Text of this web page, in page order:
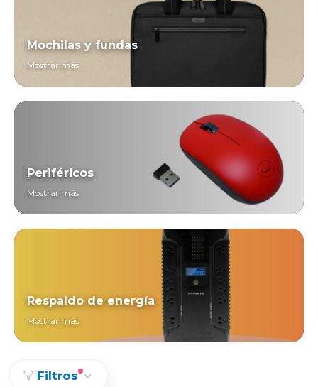
Mochilas y fundas
Mostrar más
Periféricos
Mostrar más
Respaldo de energía
Mostrar más
Filtros